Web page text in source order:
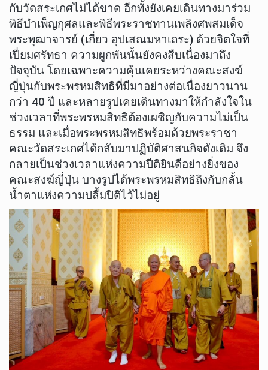
กับวัดสระเกศไม่ได้ขาด อีกทั้งยังเคยเดินทางมาร่วม
พิธีบำเพ็ญกุศลและพิธีพระราชทานเพลิงศพสมเด็จ
พระพุฒาจารย์ (เกี่ยว อุปเสณมหาเถระ) ด้วยจิตใจที่
เปี่ยมศรัทธา ความผูกพันนั้นยังคงสืบเนื่องมาถึง
ปัจจุบัน โดยเฉพาะความคุ้นเคยระหว่างคณะสงฆ์
ญี่ปุ่นกับพระพรหมสิทธิที่มีมาอย่างต่อเนื่องยาวนาน
กว่า 40 ปี และหลายรูปเคยเดินทางมาให้กำลังใจใน
ช่วงเวลาที่พระพรหมสิทธิต้องเผชิญกับความไม่เป็น
ธรรม และเมื่อพระพรหมสิทธิพร้อมด้วยพระราชา
คณะวัดสระเกศได้กลับมาปฏิบัติศาสนกิจดังเดิม จึง
กลายเป็นช่วงเวลาแห่งความปีติยินดีอย่างยิ่งของ
คณะสงฆ์ญี่ปุ่น บางรูปได้พระพรหมสิทธิถึงกับกลั้น
น้ำตาแห่งความปลื้มปิติไว้ไม่อยู่